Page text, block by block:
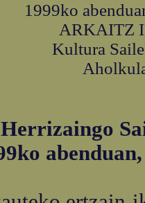
1999ko
ARKAITZ
Kultura
Herrizaingo